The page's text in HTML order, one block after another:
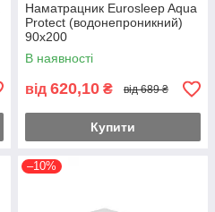
Наматрацник Eurosleep Aqua
Protect (водонепроникний)
90х200
В наявності
від 620,10 ₴ від 689 ₴
Купити
–10%